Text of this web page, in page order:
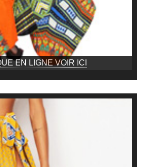
EN LIGNE VOIR ICI